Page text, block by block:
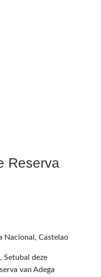
Reserva
Nacional, Castelao
Setubal deze
van Adega